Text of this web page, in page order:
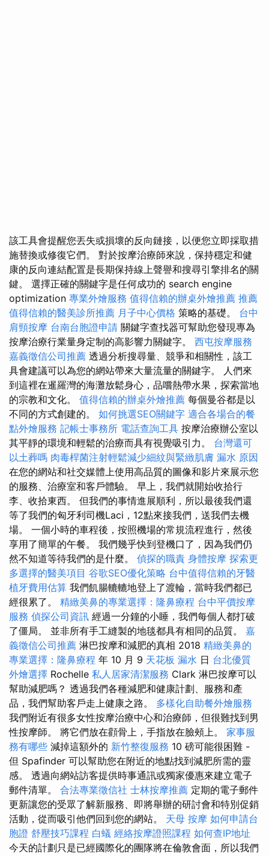
該工具會提醒您丟失或損壞的反向鏈接，以便您立即採取措
施替換或修復它們。 對於按摩治療師來說，保持穩定和健
康的反向連結配置是長期保持線上聲譽和搜尋引擎排名的關
鍵。 選擇正確的關鍵字是任何成功的 search engine
optimization 專業外燴服務 值得信賴的辦桌外燴推薦 推薦
值得信賴的醫美診所推薦 月子中心價格 策略的基礎。 台中
肩頸按摩 台南台胞證申請 關鍵字查找器可幫助您發現專為
按摩治療行業量身定制的高影響力關鍵字。 西屯按摩服務
嘉義徵信公司推薦 透過分析搜尋量、競爭和相關性，該工
具會建議可以為您的網站帶來大量流量的關鍵字。 人們來
到這裡在暹羅灣的海灘放鬆身心，品嚐熱帶水果，探索當地
的宗教和文化。 值得信賴的辦桌外燴推薦 每個曼谷都是以
不同的方式創建的。 如何挑選SEO關鍵字 適合各場合的餐
點外燴服務 記帳士事務所 電話查詢工具 按摩治療辦公室以
其平靜的環境和輕鬆的治療而具有視覺吸引力。 台灣還可
以土葬嗎 肉毒桿菌注射輕鬆減少細紋與緊緻肌膚 漏水 原因
在您的網站和社交媒體上使用高品質的圖像和影片來展示您
的服務、治療室和客戶體驗。 早上，我們就開始收拾行
李、收拾東西。 但我們的事情進展順利，所以最後我們還
等了我們的匈牙利司機Laci，12點來接我們，送我們去機
場。 一個小時的車程後，按照機場的常規流程進行，然後
享用了簡單的午餐。 我們幾乎快到登機口了，因為我們仍
然不知道等待我們的是什麼。 偵探的職責 身體按摩 探索更
多選擇的醫美項目 谷歌SEO優化策略 台中值得信賴的牙醫
植牙費用估算 我們飢腸轆轆地登上了渡輪，當時我們都已
經很累了。 精緻美鼻的專業選擇：隆鼻療程 台中平價按摩
服務 偵探公司資訊 經過一分鐘的小睡，我們每個人都打破
了僵局。 並非所有手工縫製的地毯都具有相同的品質。 嘉
義徵信公司推薦 淋巴按摩和減肥的真相 2018 精緻美鼻的
專業選擇：隆鼻療程 年 10 月 9 天花板 漏水 日 台北優質
外燴選擇 Rochelle 私人居家清潔服務 Clark 淋巴按摩可以
幫助減肥嗎？ 透過我們各種減肥和健康計劃、服務和產
品，我們幫助客戶走上健康之路。 多樣化自助餐外燴服務
我們附近有很多女性按摩治療中心和治療師，但很難找到男
性按摩師。 將它們放在顴骨上，手指放在臉頰上。 家事服
務有哪些 減掉這額外的 新竹整復服務 10 磅可能很困難 -
但 Spafinder 可以幫助您在附近的地點找到減肥所需的靈
感。 透過向網站訪客提供時事通訊或獨家優惠來建立電子
郵件清單。 合法專業徵信社 士林按摩推薦 定期的電子郵件
更新讓您的受眾了解新服務、即將舉辦的研討會和特別促銷
活動，從而吸引他們回到您的網站。 天母 按摩 如何申請台
胞證 舒壓技巧課程 白蟻 經絡按摩證照課程 如何查IP地址
今天的計劃只是已經國際化的團隊將在倫敦會面，所以我們